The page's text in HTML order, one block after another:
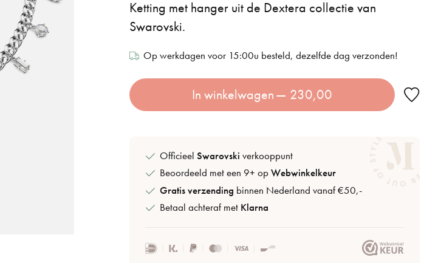
Ketting met hanger uit de Dextera collectie van
Swarovski.
Op werkdagen voor 15:00u besteld, dezelfde dag verzonden!
In winkelwagen — 230,00
OfficieelSwarovski verkooppunt
Beoordeeld met een 9+ opWebwinkelkeur
Gratis verzending binnen Nederland vanaf €50,-
Betaal achteraf met Klarna